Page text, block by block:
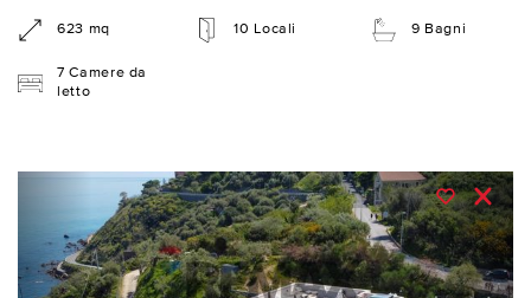
623 mq 10 Locali 9 Bagni
7 Camere da
letto